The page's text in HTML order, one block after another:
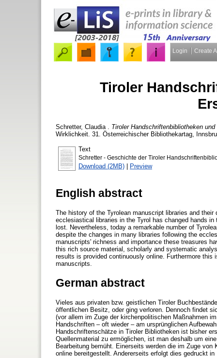
Login Create
Tiroler
Schretter, Claudia
Tiroler Handschriftenbibliotheken
Wirklichkeit. 31. Österreichischer Bibliothekartag,
Text
Schretter - Geschichte der Tiroler
Download (2MB) | Preview
English abstract
The history of the Tyrolean manuscript libraries and
ecclesiastical libraries in the Tyrol has changed hands
lost. Nevertheless, today a remarkable number of
despite the changes in many libraries following the
manuscripts' richness and importance these treasures
this rich source material, scholarly and systematic
results is provided continuously online. Furthermore
manuscripts.
German abstract
Vieles aus privaten bzw. geistlichen Tiroler
öffentlichen Besitz, oder ging verloren. Dennoch findet
(vor allem im Zuge der kirchenpolitischen Maßnahmen
Handschriften – oft wieder – am ursprünglichen
Handschriftenschätze in Tiroler Bibliotheken ist bisher
Quellenmaterial zu ermöglichen, ist man deshalb um
Bearbeitung bemüht. Einerseits werden die im Zuge
online bereitgestellt. Andererseits erfolgt dies gedruckt